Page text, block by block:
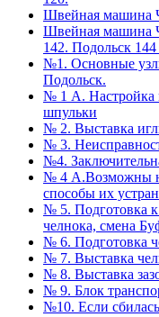
Швейная машина
Швейная машина
142. Подольск
№1. Основные
Подольск.
№ 1 А. Настройка
шпульки
№ 2. Выставка
№ 3.
№4.
№ 4 А.Возможны
способы их
№ 5. Подготовка к
челнока, смена
№ 6. Подготовка
№ 7. Выставка
№ 8. Выставка
№ 9. Блок
№10. Если